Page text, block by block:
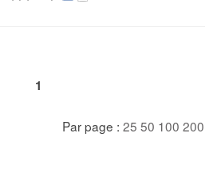
1
Par page : 25 50 100 200